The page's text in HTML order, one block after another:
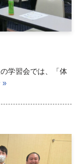
学習会では、「体
»